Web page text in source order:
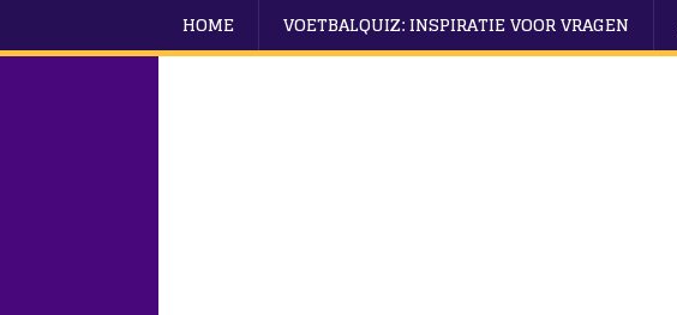
HOME VOETBALQUIZ: INSPIRATIE VOOR VRAGEN